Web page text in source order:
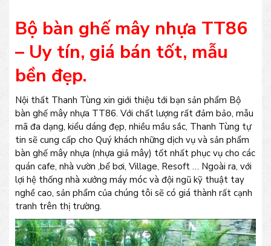
Bộ bàn ghế mây nhựa TT86
– Uy tín, giá bán tốt, mẫu
bền đẹp.
Nội thất Thanh Tùng xin giới thiệu tới bạn sản phẩm Bộ
bàn ghế mây nhựa TT86. Với chất lượng rất đảm bảo, mẫu
mã đa dạng, kiểu dáng đẹp, nhiều mầu sắc, Thanh Tùng tự
tin sẽ cung cấp cho Quý khách những dịch vụ và sản phẩm
bàn ghế mây nhựa (nhựa giả mây) tốt nhất phục vụ cho các
quán cafe, nhà vườn ,bể bơi, Village, Resoft … Ngoài ra, với
lợi hệ thống nhà xưởng máy móc và đội ngũ kỹ thuật tay
nghề cao, sản phẩm của chúng tôi sẽ có giá thành rất cạnh
tranh trên thị trường.